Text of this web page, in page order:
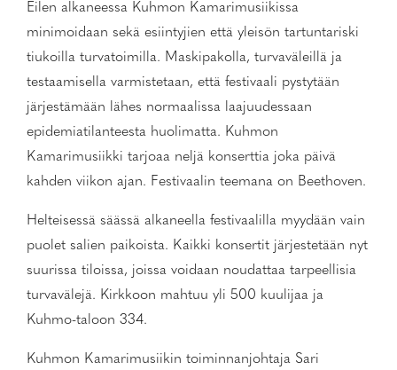
Eilen alkaneessa Kuhmon Kamarimusiikissa
minimoidaan sekä esiintyjien että yleisön tartuntariski
tiukoilla turvatoimilla. Maskipakolla, turvaväleillä ja
testaamisella varmistetaan, että festivaali pystytään
järjestämään lähes normaalissa laajuudessaan
epidemiatilanteesta huolimatta. Kuhmon
Kamarimusiikki tarjoaa neljä konserttia joka päivä
kahden viikon ajan. Festivaalin teemana on Beethoven.
Helteisessä säässä alkaneella festivaalilla myydään vain
puolet salien paikoista. Kaikki konsertit järjestetään nyt
suurissa tiloissa, joissa voidaan noudattaa tarpeellisia
turvavälejä. Kirkkoon mahtuu yli 500 kuulijaa ja
Kuhmo-taloon 334.
Kuhmon Kamarimusiikin toiminnanjohtaja Sari